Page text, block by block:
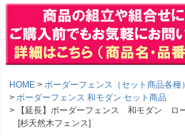
HOME
ボーダーフェンス（セット商品各種）
ボーダーフェンス 和モダン セット商品
【延長】ボーダーフェンス 和モダン
[杉天然木フェンス]